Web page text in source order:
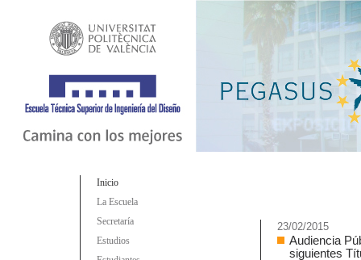
Inicio
La Escuela
Secretaría
Estudios
23/02/2015
Audiencia
siguientes